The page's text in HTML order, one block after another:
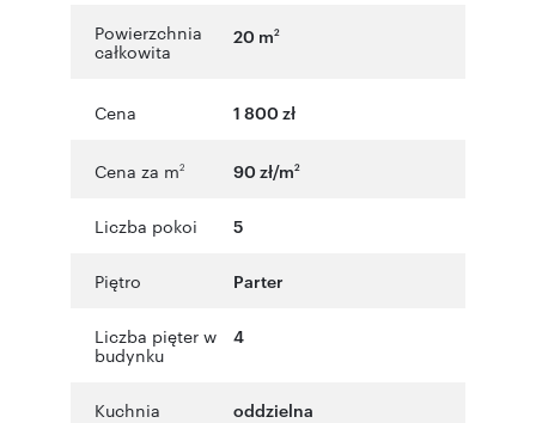
Powierzchnia
całkowita
20 m2
Cena 1 800 zł
Cena za m2 90 zł/m2
Liczba pokoi 5
Piętro Parter
Liczba pięter w
budynku
4
Kuchnia oddzielna